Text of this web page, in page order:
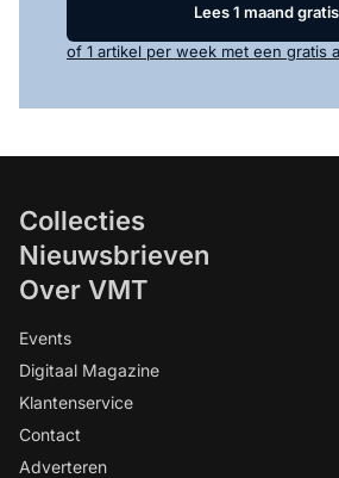
Lees 1 maand gratis
of 1 artikel per week met een gratis
Collecties
Nieuwsbrieven
Over VMT
Events
Digitaal Magazine
Klantenservice
Contact
Adverteren